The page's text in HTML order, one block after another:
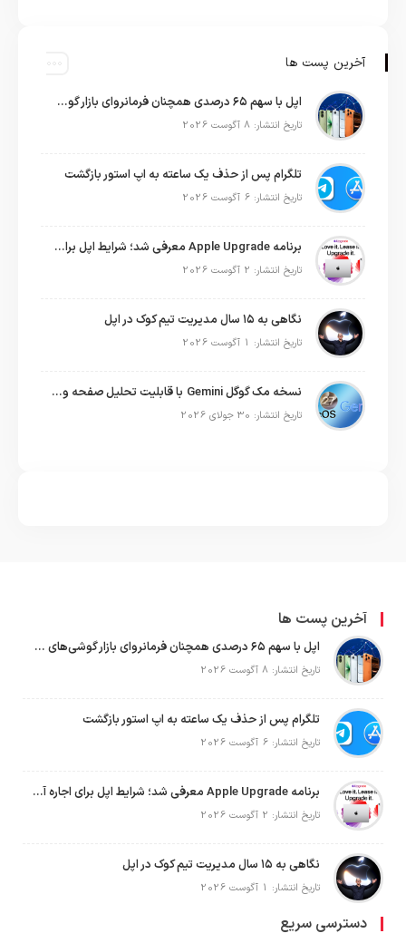
آخرین پست ها
اپل با سهم ۶۵ درصدی همچنان فرمانروای بازار گوشی‌های پریمیوم جهان است
تاریخ انتشار: 8 آگوست 2026
تلگرام پس از حذف یک ساعته به اپ استور بازگشت
تاریخ انتشار: 6 آگوست 2026
برنامه Apple Upgrade معرفی شد؛ شرایط اپل برای اجاره آیفون، آیپد، مک و اپل واچ
تاریخ انتشار: 2 آگوست 2026
نگاهی به ۱۵ سال مدیریت تیم کوک در اپل
تاریخ انتشار: 1 آگوست 2026
نسخه مک گوگل Gemini با قابلیت تحلیل صفحه و دستورات صوتی در به‌روزرسانی جدید
تاریخ انتشار: 30 جولای 2026
آخرین پست ها
اپل با سهم ۶۵ درصدی همچنان فرمانروای بازار گوشی‌های پریمیوم جهان است
تاریخ انتشار: 8 آگوست 2026
تلگرام پس از حذف یک ساعته به اپ استور بازگشت
تاریخ انتشار: 6 آگوست 2026
برنامه Apple Upgrade معرفی شد؛ شرایط اپل برای اجاره آیفون، آیپد، مک و اپل واچ
تاریخ انتشار: 2 آگوست 2026
نگاهی به ۱۵ سال مدیریت تیم کوک در اپل
تاریخ انتشار: 1 آگوست 2026
دسترسی سریع